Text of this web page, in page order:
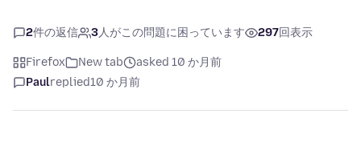
2件の返信 3人がこの問題に困っています 297回表示
Firefox New tab
asked 10 か月前
Paulreplied10 か月前